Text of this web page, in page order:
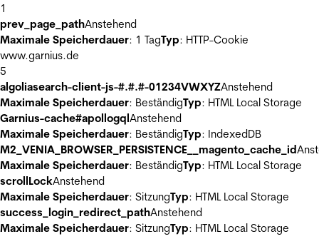
1
prev_page_pathAnstehend
Maximale Speicherdauer: 1 TagTyp: HTTP-Cookie
www.garnius.de
5
algoliasearch-client-js-#.#.#-01234VWXYZAnstehend
Maximale Speicherdauer: BeständigTyp: HTML Local Storage
Garnius-cache#apollogqlAnstehend
Maximale Speicherdauer: BeständigTyp: IndexedDB
M2_VENIA_BROWSER_PERSISTENCE__magento_cache_id
Maximale Speicherdauer: BeständigTyp: HTML Local Storage
scrollLockAnstehend
Maximale Speicherdauer: SitzungTyp: HTML Local Storage
success_login_redirect_pathAnstehend
Maximale Speicherdauer: SitzungTyp: HTML Local Storage